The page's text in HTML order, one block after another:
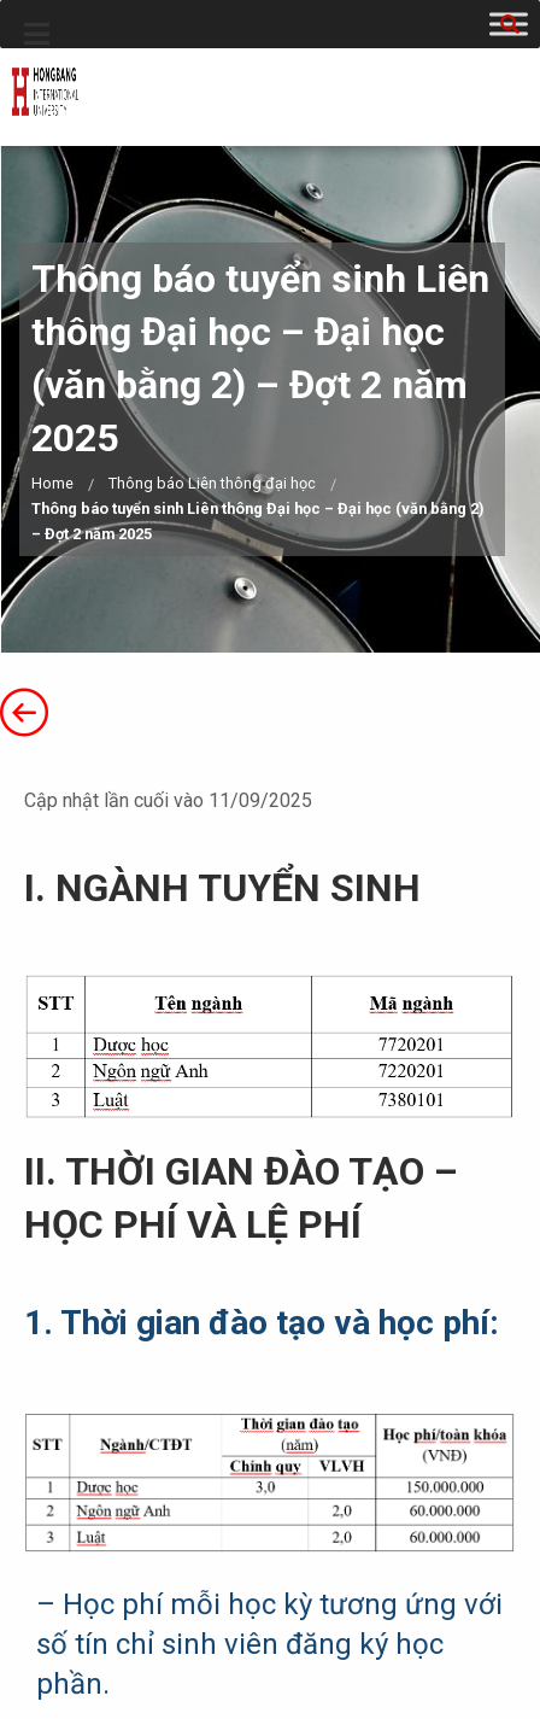
Thông báo tuyển sinh Liên
thông Đại học – Đại học
(văn bằng 2) – Đợt 2 năm
2025
Home
Thông báo Liên thông đại học
Thông báo tuyển sinh Liên thông Đại học – Đại học (văn bằng 2)
– Đợt 2 năm 2025
Cập nhật lần cuối vào 11/09/2025
I. NGÀNH TUYỂN SINH
II. THỜI GIAN ĐÀO TẠO –
HỌC PHÍ VÀ LỆ PHÍ
1. Thời gian đào tạo và học phí:
– Học phí mỗi học kỳ tương ứng với
số tín chỉ sinh viên đăng ký học
phần.